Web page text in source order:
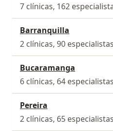
7 clínicas, 162
Barranquilla
2 clínicas, 90 especialistas
Bucaramanga
6 clínicas, 64 especialistas
Pereira
2 clínicas, 65 especialistas